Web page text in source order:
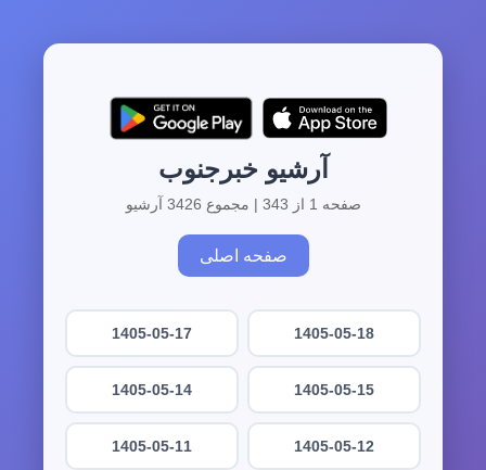
آرشیو خبرجنوب
صفحه 1 از 343 | مجموع 3426 آرشیو
صفحه اصلی
1405-05-18
1405-05-17
1405-05-15
1405-05-14
1405-05-12
1405-05-11